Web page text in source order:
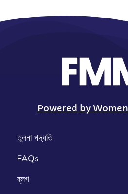
Powered by
তুলনা পদ্ধতি
FAQs
ব্লগ